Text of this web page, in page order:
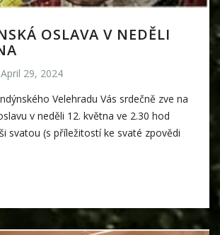
OSLAVA V NEDĚLI
April 29, 2024
Velehradu Vás srdečně zve na
v neděli 12. května ve 2.30 hod
svatou (s příležitostí ke svaté zpovědi